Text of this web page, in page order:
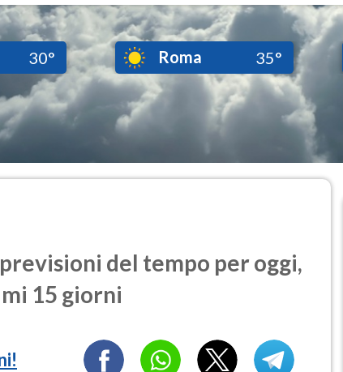
30° Roma 35°
del tempo per oggi,
15 giorni